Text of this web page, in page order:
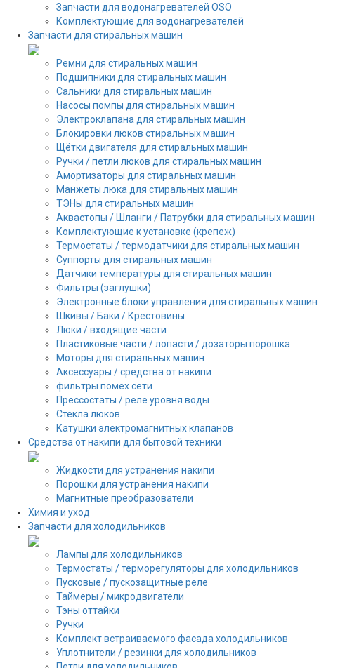
Запчасти для водонагревателей OSO
Комплектующие для водонагревателей
Запчасти для стиральных машин
Ремни для стиральных машин
Подшипники для стиральных машин
Сальники для стиральных машин
Насосы помпы для стиральных машин
Электроклапана для стиральных машин
Блокировки люков стиральных машин
Щётки двигателя для стиральных машин
Ручки / петли люков для стиральных машин
Амортизаторы для стиральных машин
Манжеты люка для стиральных машин
ТЭНы для стиральных машин
Аквастопы / Шланги / Патрубки для стиральных машин
Комплектующие к установке (крепеж)
Термостаты / термодатчики для стиральных машин
Суппорты для стиральных машин
Датчики температуры для стиральных машин
Фильтры (заглушки)
Электронные блоки управления для стиральных машин
Шкивы / Баки / Крестовины
Люки / входящие части
Пластиковые части / лопасти / дозаторы порошка
Моторы для стиральных машин
Аксессуары / средства от накипи
фильтры помех сети
Прессостаты / реле уровня воды
Стекла люков
Катушки электромагнитных клапанов
Средства от накипи для бытовой техники
Жидкости для устранения накипи
Порошки для устранения накипи
Магнитные преобразователи
Химия и уход
Запчасти для холодильников
Лампы для холодильников
Термостаты / терморегуляторы для холодильников
Пусковые / пускозащитные реле
Таймеры / микродвигатели
Тэны оттайки
Ручки
Комплект встраиваемого фасада холодильников
Уплотнители / резинки для холодильников